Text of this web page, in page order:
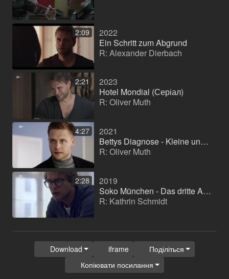
2:09
2022
Ein Schritt zum Abgrund
R: Alexander Dierbach
2:21
2023
Hotel Mondial (Серіал)
R: Oliver Muth
4:27
2021
Bettys Diagnose - Kleine und große Lügen
R: Oliver Muth
2:28
2019
Soko München - Das dritte Auge
R: Kathrin Schmidt
Download iframe
Поділіться
Копіювати посилання